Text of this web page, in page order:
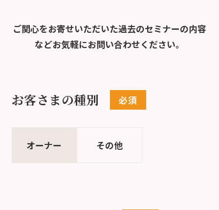
ご関心をお寄せいただいた過去のセミナーの内容
などお気軽にお問い合わせください。
お客さまの種別
オーナー その他